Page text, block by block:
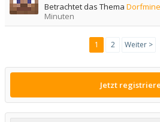
Betrachtet das Thema
Minuten
1 2 Weiter >
Jetzt